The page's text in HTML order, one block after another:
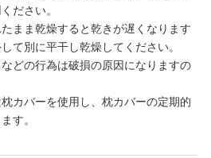
ださい。
まま乾燥すると乾きが遅くなります
て別に平干し乾燥してください。
どの行為は破損の原因になりますの
カバーを使用し、枕カバーの定期的
す。